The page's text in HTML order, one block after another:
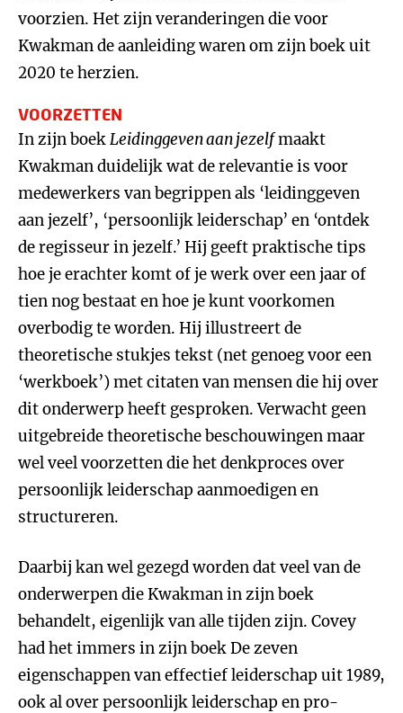
voorzien. Het zijn veranderingen die voor
Kwakman de aanleiding waren om zijn boek uit
2020 te herzien.
VOORZETTEN
In zijn boekLeidinggeven aan jezelfmaakt
Kwakman duidelijk wat de relevantie is voor
medewerkers van begrippen als ‘leidinggeven
aan jezelf’, ‘persoonlijk leiderschap’ en ‘ontdek
de regisseur in jezelf.’ Hij geeft praktische tips
hoe je erachter komt of je werk over een jaar of
tien nog bestaat en hoe je kunt voorkomen
overbodig te worden. Hij illustreert de
theoretische stukjes tekst (net genoeg voor een
‘werkboek’) met citaten van mensen die hij over
dit onderwerp heeft gesproken. Verwacht geen
uitgebreide theoretische beschouwingen maar
wel veel voorzetten die het denkproces over
persoonlijk leiderschap aanmoedigen en
structureren.
Daarbij kan wel gezegd worden dat veel van de
onderwerpen die Kwakman in zijn boek
behandelt, eigenlijk van alle tijden zijn. Covey
had het immers in zijn boek De zeven
eigenschappen van effectief leiderschap uit 1989,
ook al over persoonlijk leiderschap en pro-